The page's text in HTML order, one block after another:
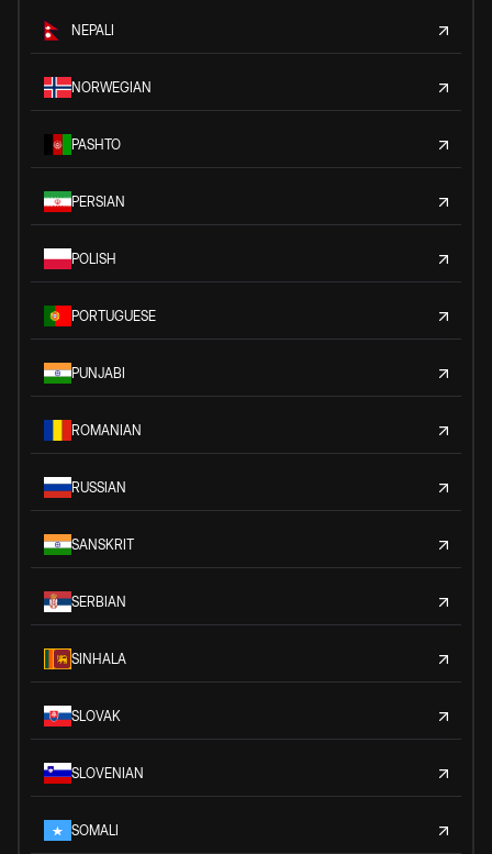
NEPALI
NORWEGIAN
PASHTO
PERSIAN
POLISH
PORTUGUESE
PUNJABI
ROMANIAN
RUSSIAN
SANSKRIT
SERBIAN
SINHALA
SLOVAK
SLOVENIAN
SOMALI